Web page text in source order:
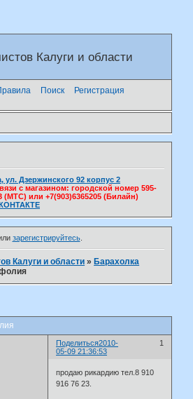
Калуги и области
Поиск
Регистрация
ул. Дзержинского 92 корпус 2
с магазином: городской номер 595-
(МТС) или +7(903)6365205 (Билайн)
зарегистрируйтесь.
Калуги и области » Барахолка
Поделиться 1
2010-
05-09 21:36:53
продаю рикардию тел.8 910
916 76 23.